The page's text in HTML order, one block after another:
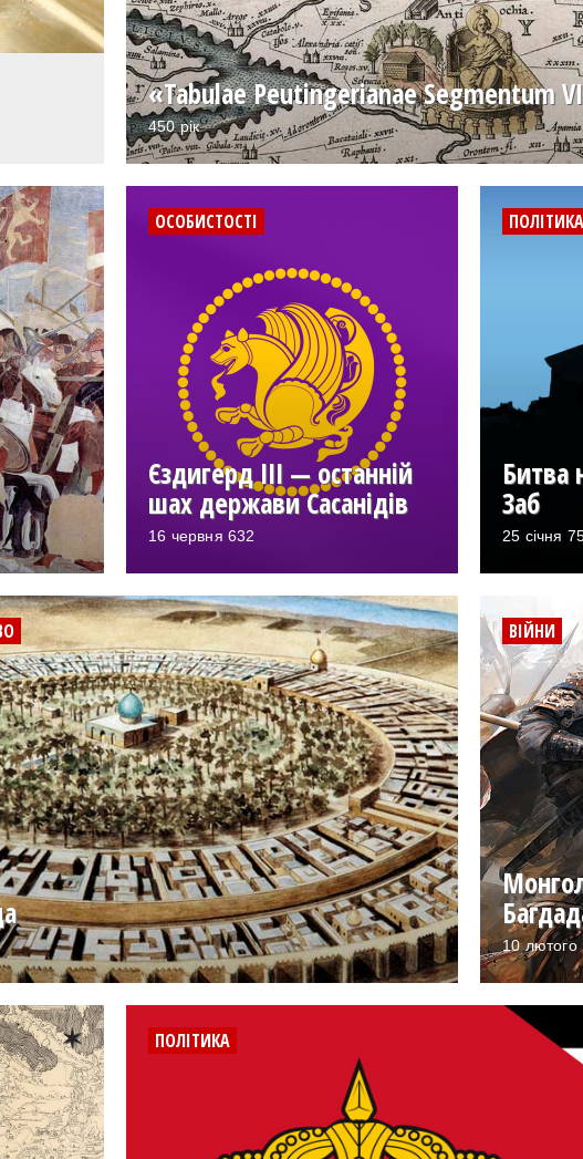
«Tabulae Peutingerianae Segmentum
450 рік
ОСОБИСТОСТІ
Єздигерд III — останній
шах держави Сасанідів
16 червня 632
ПОЛІТИКА
Битва
Заб
25 січня
ВІЙНИ
10 лютого
ПОЛІТИКА